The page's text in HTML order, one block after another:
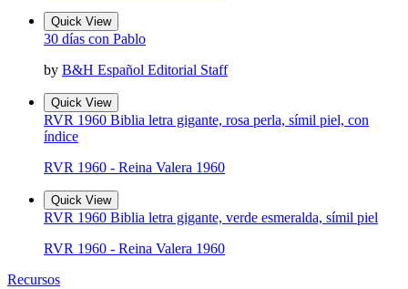
Quick View
30 días con Pablo
by B&H Español Editorial Staff
Quick View
RVR 1960 Biblia letra gigante, rosa perla, símil piel, con
índice
RVR 1960 - Reina Valera 1960
Quick View
RVR 1960 Biblia letra gigante, verde esmeralda, símil piel
RVR 1960 - Reina Valera 1960
Recursos